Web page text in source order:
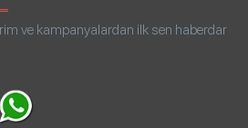
ve kampanyalardan ilk sen haberdar